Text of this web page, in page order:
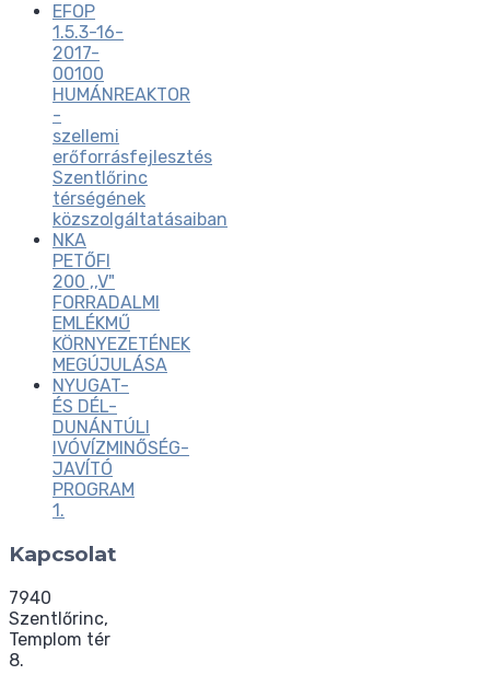
EFOP
1.5.3-16-
2017-
00100
HUMÁNREAKTOR
-
szellemi
erőforrásfejlesztés
Szentlőrinc
térségének
közszolgáltatásaiban
NKA
PETŐFI
200 ,,V"
FORRADALMI
EMLÉKMŰ
KÖRNYEZETÉNEK
MEGÚJULÁSA
NYUGAT-
ÉS DÉL-
DUNÁNTÚLI
IVÓVÍZMINŐSÉG-
JAVÍTÓ
PROGRAM
1.
Kapcsolat
7940
Szentlőrinc,
Templom tér
8.